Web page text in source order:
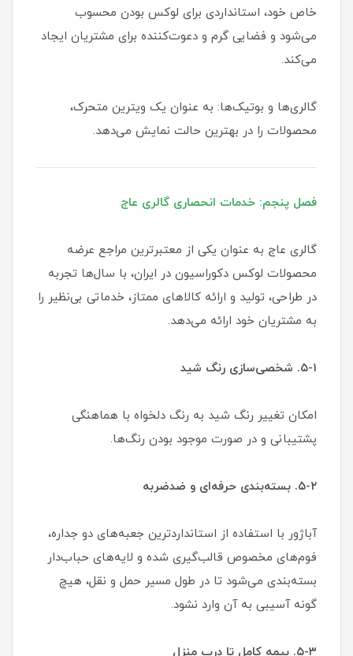
خاص خود، استانداردی برای لوکس بودن محسوب
می‌شود و فضایی گرم و دعوت‌کننده برای مشتریان ایجاد
می‌کند.
گالری‌ها و بوتیک‌ها: به عنوان یک ویترین متحرک،
محصولات را در بهترین حالت نمایش می‌دهد.
فصل پنجم: خدمات انحصاری گالری عاج
گالری عاج به عنوان یکی از معتبرترین مراجع عرضه
محصولات لوکس دکوراسیون در ایران، با سال‌ها تجربه
در طراحی، تولید و ارائه کالاهای ممتاز، خدماتی بی‌نظیر را
به مشتریان خود ارائه می‌دهد.
۵-۱. شخصی‌سازی رنگ شید
امکان تغییر رنگ شید به رنگ دلخواه با هماهنگی
پشتیبانی و در صورت موجود بودن رنگ‌ها.
۵-۲. بسته‌بندی حرفه‌ای و ضدضربه
آباژور با استفاده از استانداردترین جعبه‌های دو جداره،
فوم‌های مخصوص قالب‌گیری شده و لایه‌های حباب‌دار
بسته‌بندی می‌شود تا در طول مسیر حمل و نقل، هیچ
گونه آسیبی به آن وارد نشود.
۵-۳. بیمه کامل تا درب منزل